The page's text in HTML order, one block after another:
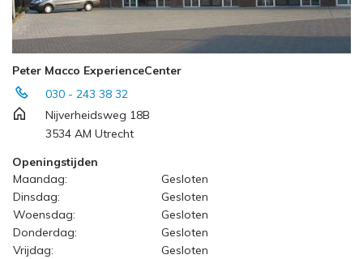
Peter Macco ExperienceCenter
030 - 243 38 32
Nijverheidsweg 18B
3534 AM Utrecht
Openingstijden
Maandag:
Gesloten
Dinsdag:
Gesloten
Woensdag:
Gesloten
Donderdag:
Gesloten
Vrijdag:
Gesloten